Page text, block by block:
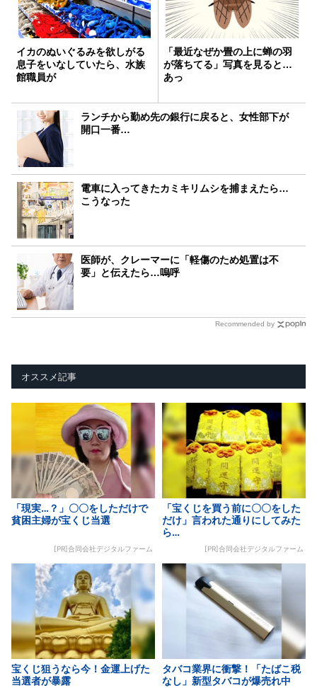
イカのぬいぐるみを欲しがる
息子をいなしていたら、水族
館職員が
「最近なぜか畳の上に蝉の羽
が落ちてる」写真を見ると…
あっ
ランチから勤め先の銀行に戻ると、女性部下が
開口一番…
電車に入ってきたカミキリムシを捕まえたら…
こうなった
医師が、クレーマーに「軽傷のため処置は不
要」と伝えたら…嗚呼
Recommended by
オススメ記事
「現実…？」〇〇をしただけで
貧困主婦が宝くじ当選
[PR]合同会社デジタルファーム
「宝くじを買う前に〇〇をした
だけ」言われた通りにしてみた
ら…
[PR]合同会社デジタルファーム
宝くじ狙うなら今！金運上げた
当選者が暴露
タバコ業界に衝撃！「たばこ税
なし」新型タバコが爆売れ中